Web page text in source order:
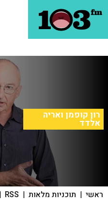
רון קופמן ואריה
אלדד
ראשי | תוכניות מלאות |
RSS
|